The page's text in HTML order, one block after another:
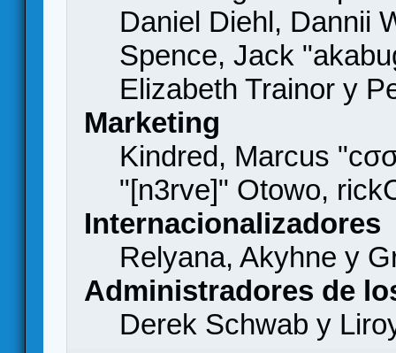
Daniel Diehl, Dannii
Spence, Jack
Elizabeth Trainor y
Marketing
Kindred, Marcus
"[n3rve]" Otowo,
Internacionalizadores
Relyana, Akyhne y
Administradores de
Derek Schwab y